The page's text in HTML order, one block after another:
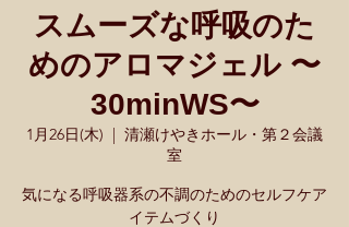
スムーズな呼吸のた
めのアロマジェル 〜
30minWS〜
1月26日(木)
  |
清瀬けやきホール・第２会議
室
気になる呼吸器系の不調のためのセルフケア